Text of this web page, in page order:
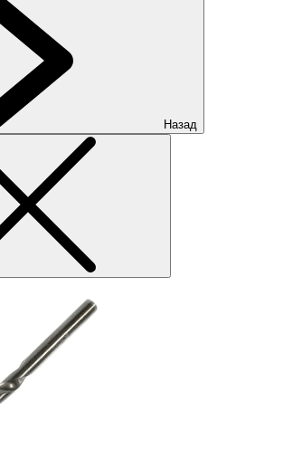
Назад